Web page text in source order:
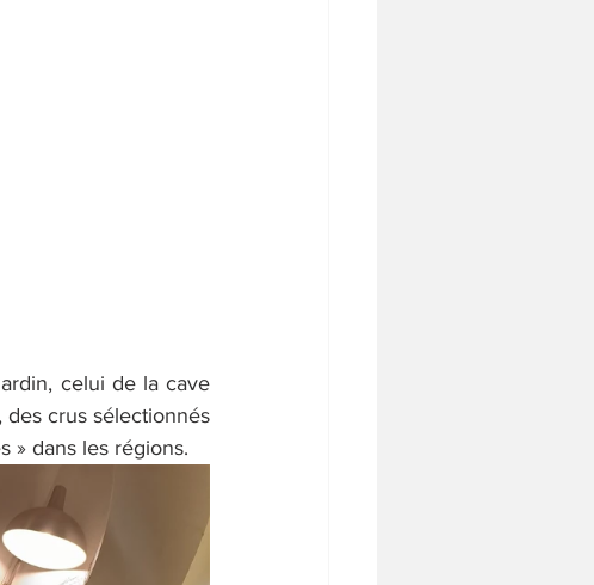
celui de la cave
des crus sélectionnés
» dans les régions.